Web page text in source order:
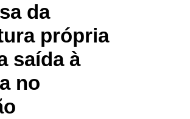
da
própria
saída à
no